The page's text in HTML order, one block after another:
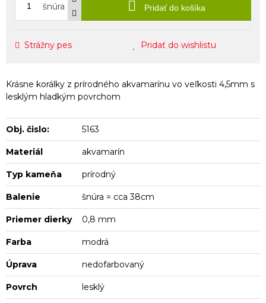
šnúra Pridať do košíka
Strážny pes Pridať do wishlistu
Krásne korálky z prírodného akvamarínu vo veľkosti 4,5mm s
lesklým hladkým povrchom
Obj. čislo: 5163
Materiál akvamarín
Typ kameňa prírodný
Balenie šnúra = cca 38cm
Priemer dierky 0,8 mm
Farba modrá
Úprava nedofarbovaný
Povrch lesklý